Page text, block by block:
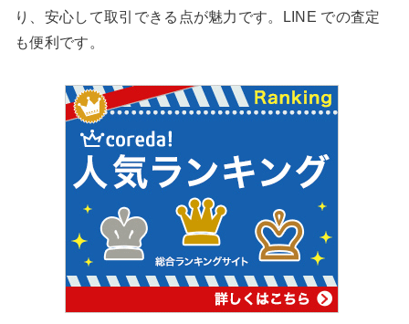
り、安心して取引できる点が魅力です。LINE での査定
も便利です。